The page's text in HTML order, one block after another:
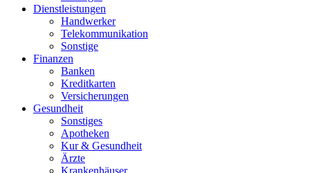
Dienstleistungen
Handwerker
Telekommunikation
Sonstige
Finanzen
Banken
Kreditkarten
Versicherungen
Gesundheit
Sonstiges
Apotheken
Kur & Gesundheit
Ärzte
Krankenhäuser